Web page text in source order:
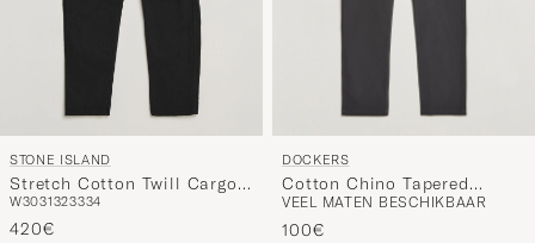
STONE ISLAND
Stretch Cotton Twill Cargo
Trousers Black
W3031323334
420€
DOCKERS
Cotton Chino Tapered
Steelhead
VEEL MATEN BESCHIKBAAR
100€